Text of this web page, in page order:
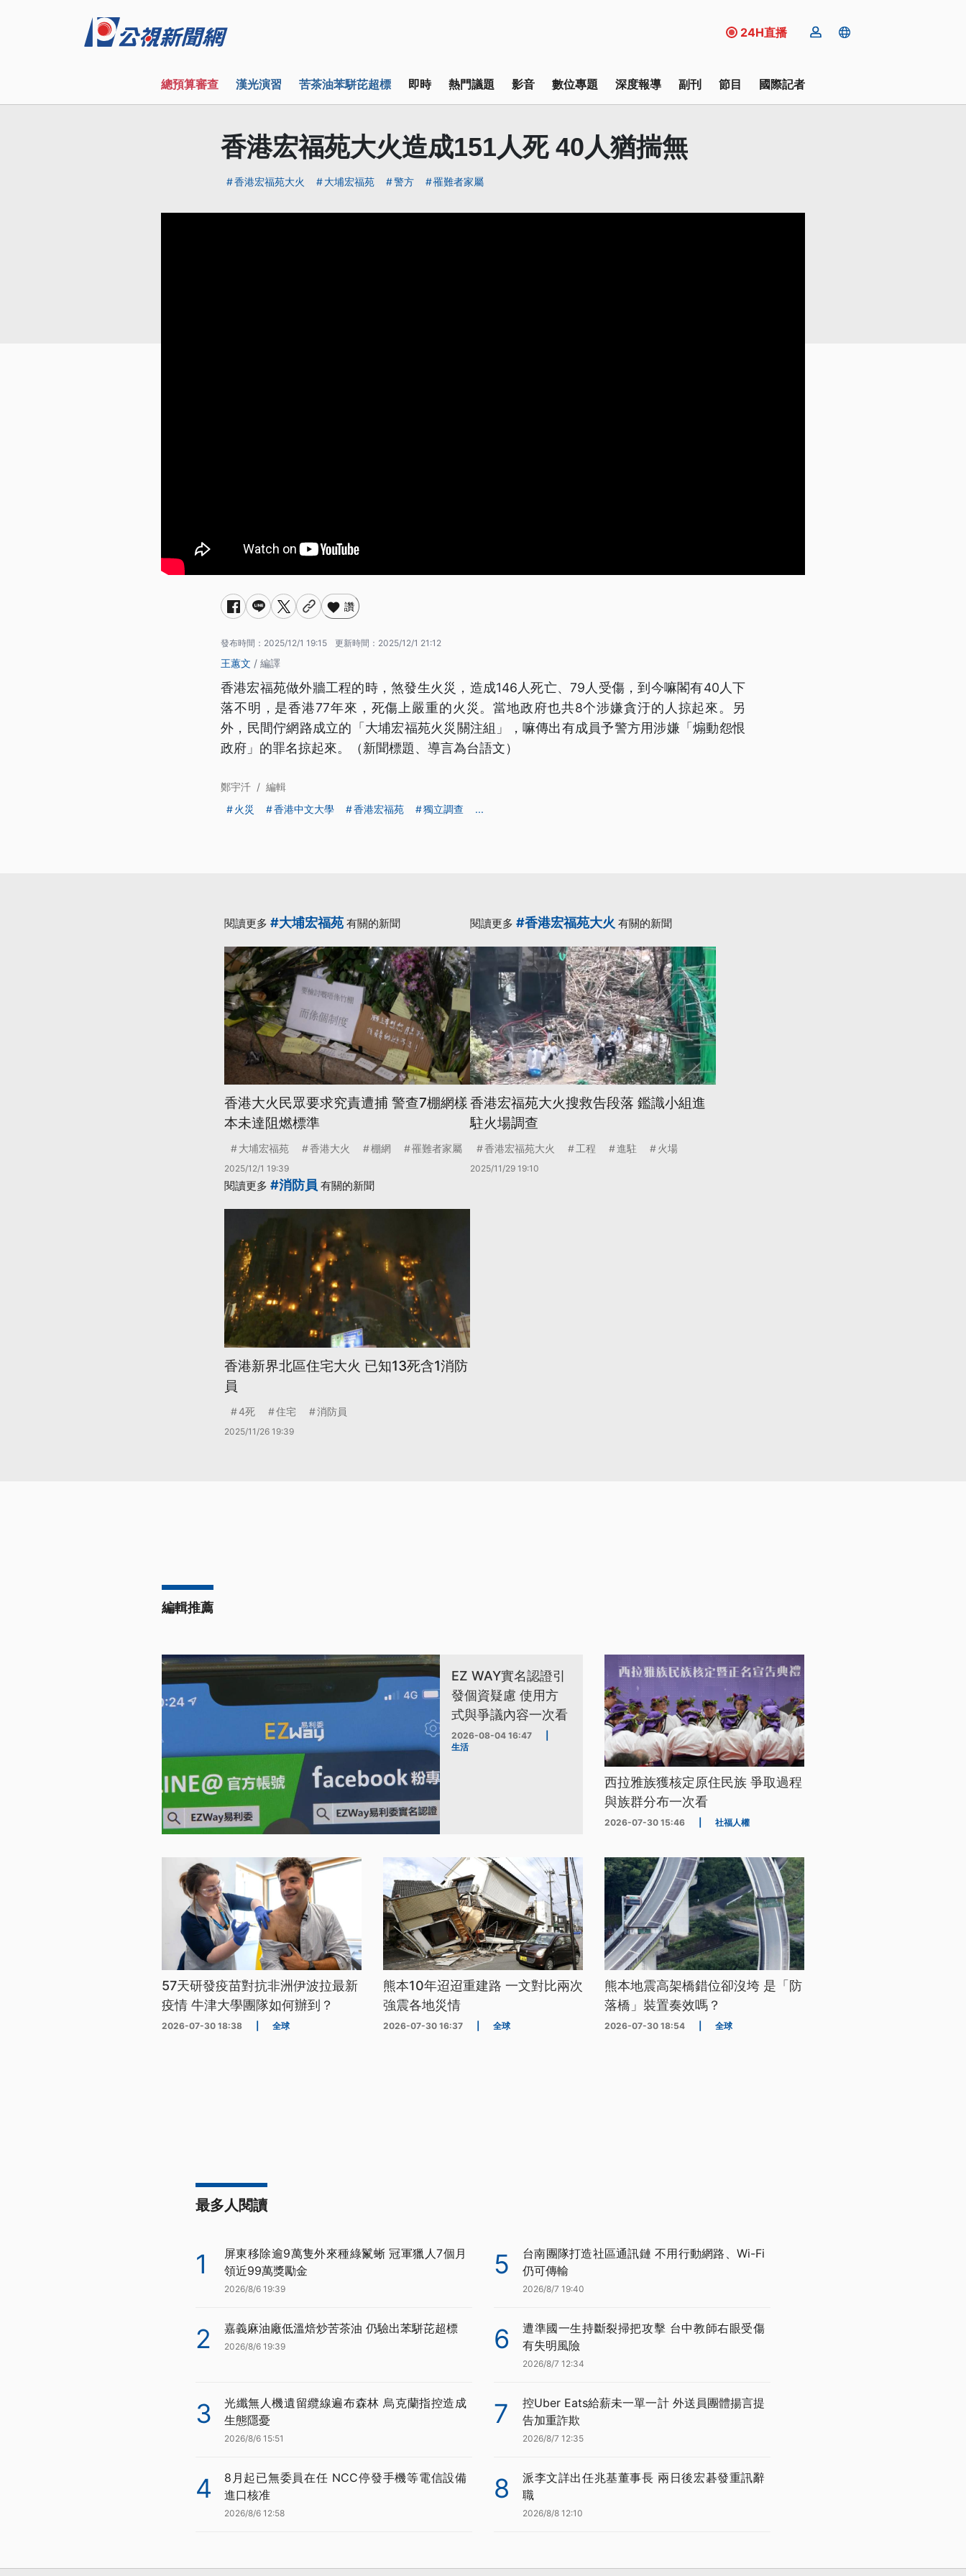
24H直播
總預算審查 漢光演習 苦茶油苯駢芘超標 即時 熱門議題 影音 數位專題 深度報導 副刊 節目 國際記者
香港宏福苑大火造成151人死 40人猶揣無
香港宏福苑大火 大埔宏福苑 警方 罹難者家屬
讚
發布時間： 2025/12/1 19:15 更新時間： 2025/12/1 21:12
王蕙文 / 編譯
香港宏福苑做外牆工程的時，煞發生火災，造成146人死亡、79人受傷，到今嘛閣有40人下
落不明，是香港77年來，死傷上嚴重的火災。當地政府也共8个涉嫌貪汙的人掠起來。另
外，民間佇網路成立的「大埔宏福苑火災關注組」，嘛傳出有成員予警方用涉嫌「煽動怨恨
政府」的罪名掠起來。（新聞標題、導言為台語文）
鄭宇汘 / 編輯
火災
香港中文大學 香港宏福苑 獨立調查 ...
閱讀更多 #大埔宏福苑 有關的新聞
香港大火民眾要求究責遭捕 警查7棚網樣
本未達阻燃標準
大埔宏福苑 香港大火 棚網 罹難者家屬
2025/12/1 19:39
閱讀更多 #香港宏福苑大火 有關的新聞
香港宏福苑大火搜救告段落 鑑識小組進
駐火場調查
香港宏福苑大火 工程 進駐 火場
2025/11/29 19:10
閱讀更多 #消防員 有關的新聞
香港新界北區住宅大火 已知13死含1消防
員
4死 住宅 消防員
2025/11/26 19:39
編輯推薦
EZ WAY實名認證引
發個資疑慮 使用方
式與爭議內容一次看
2026-08-04 16:47
生活
西拉雅族獲核定原住民族 爭取過程
與族群分布一次看
2026-07-30 15:46 社福人權
57天研發疫苗對抗非洲伊波拉最新
疫情 牛津大學團隊如何辦到？
2026-07-30 18:38 全球
熊本10年迢迢重建路 一文對比兩次
強震各地災情
2026-07-30 16:37 全球
熊本地震高架橋錯位卻沒垮 是「防
落橋」裝置奏效嗎？
2026-07-30 18:54 全球
最多人閱讀
1
屏東移除逾9萬隻外來種綠鬣蜥 冠軍獵人7個月
領近99萬獎勵金
2026/8/6 19:39
2 嘉義麻油廠低溫焙炒苦茶油 仍驗出苯駢芘超標
2026/8/6 19:39
3
光纖無人機遺留纜線遍布森林 烏克蘭指控造成
生態隱憂
2026/8/6 15:51
4
8月起已無委員在任 NCC停發手機等電信設備
進口核准
2026/8/6 12:58
5
台南團隊打造社區通訊鏈 不用行動網路、Wi-Fi
仍可傳輸
2026/8/7 19:40
6
遭準國一生持斷裂掃把攻擊 台中教師右眼受傷
有失明風險
2026/8/7 12:34
7
控Uber Eats給薪未一單一計 外送員團體揚言提
告加重詐欺
2026/8/7 12:35
8
派李文詳出任兆基董事長 兩日後宏碁發重訊辭
職
2026/8/8 12:10